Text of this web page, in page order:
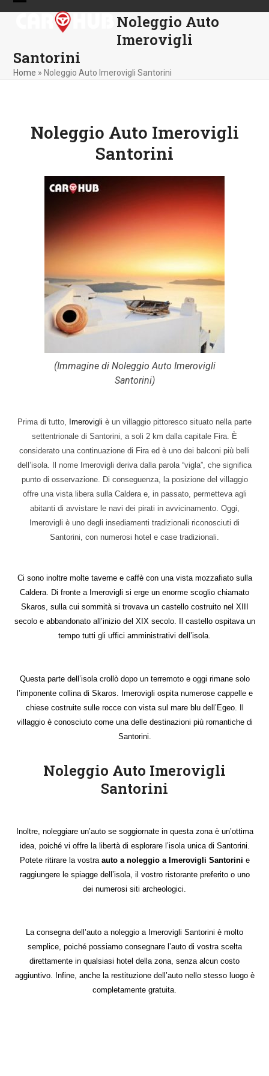
Skip
Open
menu
Close
menu
Noleggio Auto
Imerovigli
Santorini
Home » Noleggio Auto Imerovigli Santorini
Noleggio Auto Imerovigli
Santorini
(Immagine di Noleggio Auto Imerovigli
Santorini)
Prima di tutto, Imerovigli è un villaggio pittoresco situato nella parte
settentrionale di Santorini, a soli 2 km dalla capitale Fira. È
considerato una continuazione di Fira ed è uno dei balconi più belli
dell’isola. Il nome Imerovigli deriva dalla parola “vigla”, che significa
punto di osservazione. Di conseguenza, la posizione del villaggio
offre una vista libera sulla Caldera e, in passato, permetteva agli
abitanti di avvistare le navi dei pirati in avvicinamento. Oggi,
Imerovigli è uno degli insediamenti tradizionali riconosciuti di
Santorini, con numerosi hotel e case tradizionali.
Ci sono inoltre molte taverne e caffè con una vista mozzafiato sulla
Caldera. Di fronte a Imerovigli si erge un enorme scoglio chiamato
Skaros, sulla cui sommità si trovava un castello costruito nel XIII
secolo e abbandonato all’inizio del XIX secolo. Il castello ospitava un
tempo tutti gli uffici amministrativi dell’isola.
Questa parte dell’isola crollò dopo un terremoto e oggi rimane solo
l’imponente collina di Skaros. Imerovigli ospita numerose cappelle e
chiese costruite sulle rocce con vista sul mare blu dell’Egeo. Il
villaggio è conosciuto come una delle destinazioni più romantiche di
Santorini.
Noleggio Auto Imerovigli
Santorini
Inoltre, noleggiare un’autose soggiornate in questa zona è un’ottima
idea, poiché vi offre la libertà di esplorare l’isola unica di Santorini.
Potete ritirare la vostra auto a noleggio a Imerovigli Santorini e
raggiungere le spiagge dell’isola, il vostro ristorante preferito o uno
dei numerosi siti archeologici.
La consegna dell’auto a noleggio a Imerovigli Santorini è molto
semplice, poiché possiamo consegnare l’auto di vostra scelta
direttamente in qualsiasi hotel della zona, senza alcun costo
aggiuntivo. Infine, anche la restituzione dell’auto nello stesso luogo è
completamente gratuita.